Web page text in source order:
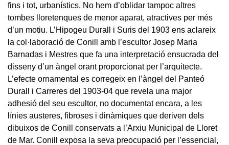
fins i tot, urbanístics. No hem d’oblidar tampoc altres
tombes lloretenques de menor aparat, atractives per més
d’un motiu. L’Hipogeu Durall i Suris del 1903 ens aclareix
la col·laboració de Conill amb l’escultor Josep Maria
Barnadas i Mestres que fa una interpretació ensucrada del
disseny d’un àngel orant proporcionat per l’arquitecte.
L’efecte ornamental es corregeix en l’àngel del Panteó
Durall i Carreres del 1903-04 que revela una major
adhesió del seu escultor, no documentat encara, a les
línies austeres, fibroses i dinàmiques que deriven dels
dibuixos de Conill conservats a l’Arxiu Municipal de Lloret
de Mar. Conill exposa la seva preocupació per l’essencial,